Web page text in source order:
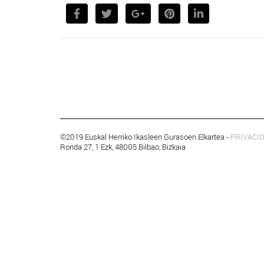
©2019 Euskal Herriko Ikasleen Gurasoen Elkartea -
Ronda 27, 1 Ezk, 48005 Bilbao, Bizkaia